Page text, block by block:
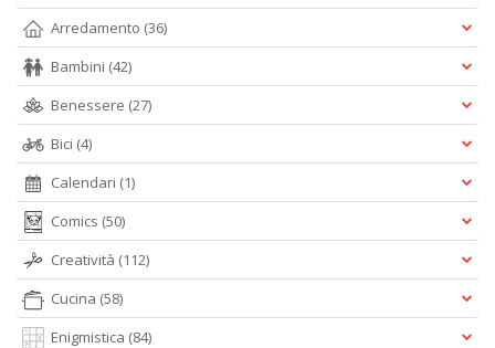
Arredamento (36)
Bambini (42)
Benessere (27)
Bici (4)
Calendari (1)
Comics (50)
Creatività (112)
Cucina (58)
Enigmistica (84)